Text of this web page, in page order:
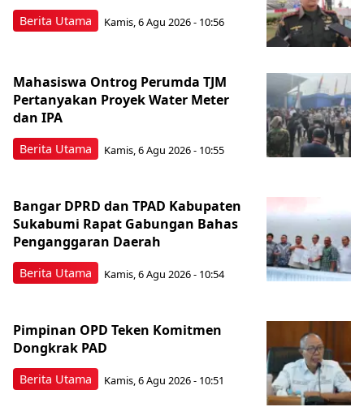
Berita Utama Kamis, 6 Agu 2026 - 10:56
Berita Utama
Mahasiswa Ontrog Perumda TJM
Pertanyakan Proyek Water Meter
dan IPA
Kamis, 6 Agu 2026 - 10:55
Berita Utama
Bangar DPRD dan TPAD Kabupaten
Sukabumi Rapat Gabungan Bahas
Penganggaran Daerah
Kamis, 6 Agu 2026 - 10:54
Berita Utama
Pimpinan OPD Teken Komitmen
Dongkrak PAD
Kamis, 6 Agu 2026 - 10:51